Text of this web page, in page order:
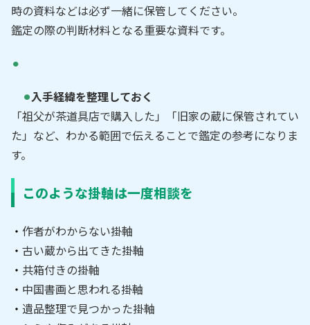
時の資料などは必ず一緒に保管してください。
鑑定の際の判断材料となる重要な資料です。
入手経緯を整理しておく
「祖父が茶道具店で購入した」「旧家の蔵に保管されてい
た」など、わかる範囲で伝えることで鑑定の参考になりま
す。
このような掛軸は一度相談を
作者がわからない掛軸
古い蔵から出てきた掛軸
共箱付きの掛軸
中国書画と思われる掛軸
遺品整理で見つかった掛軸